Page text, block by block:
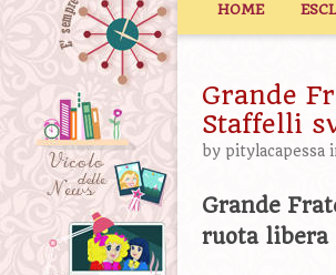
HOME
Grande
Staffelli
by pitylacapessa
Grande
ruota